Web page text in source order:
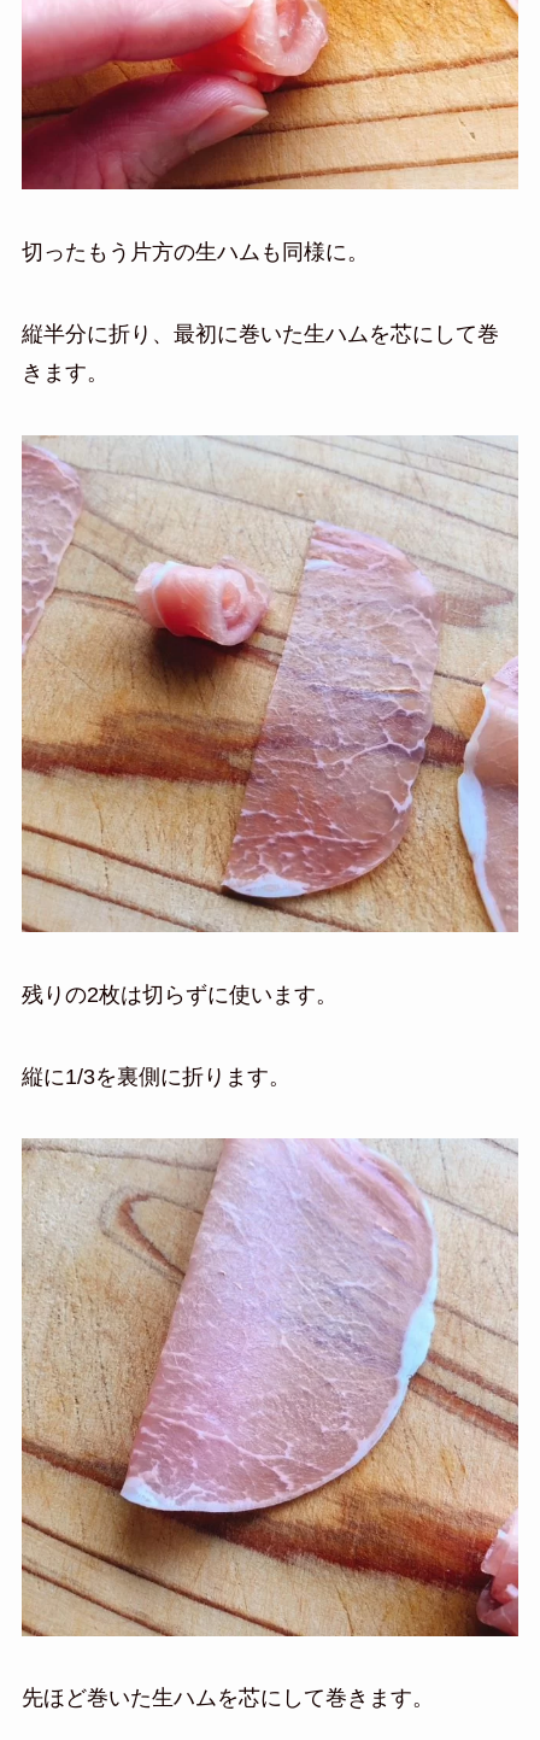
切ったもう片方の生ハムも同様に。
縦半分に折り、最初に巻いた生ハムを芯にして巻
きます。
残りの2枚は切らずに使います。
縦に1/3を裏側に折ります。
先ほど巻いた生ハムを芯にして巻きます。